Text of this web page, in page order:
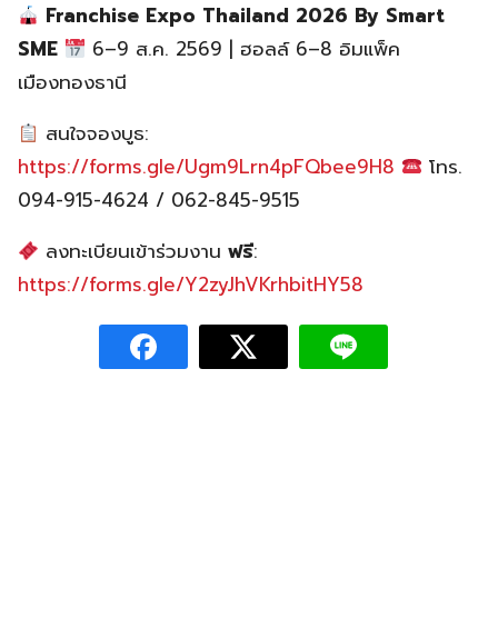
Franchise Expo Thailand 2026 By Smart
SME
6–9 ส.ค. 2569 | ฮอลล์ 6–8 อิมแพ็ค
เมืองทองธานี
สนใจจองบูธ:
https://forms.gle/Ugm9Lrn4pFQbee9H8
โทร.
094-915-4624 / 062-845-9515
ลงทะเบียนเข้าร่วมงานฟรี:
https://forms.gle/Y2zyJhVKrhbitHY58